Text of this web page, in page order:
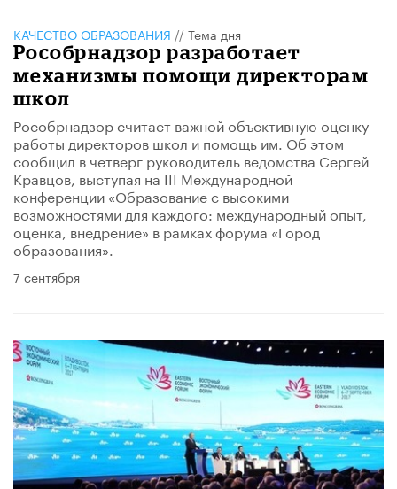
КАЧЕСТВО ОБРАЗОВАНИЯ // Тема дня
Рособрнадзор разработает
механизмы помощи директорам
школ
Рособрнадзор считает важной объективную оценку
работы директоров школ и помощь им. Об этом
сообщил в четверг руководитель ведомства Сергей
Кравцов, выступая на III Международной
конференции «Образование с высокими
возможностями для каждого: международный опыт,
оценка, внедрение» в рамках форума «Город
образования».
7 сентября